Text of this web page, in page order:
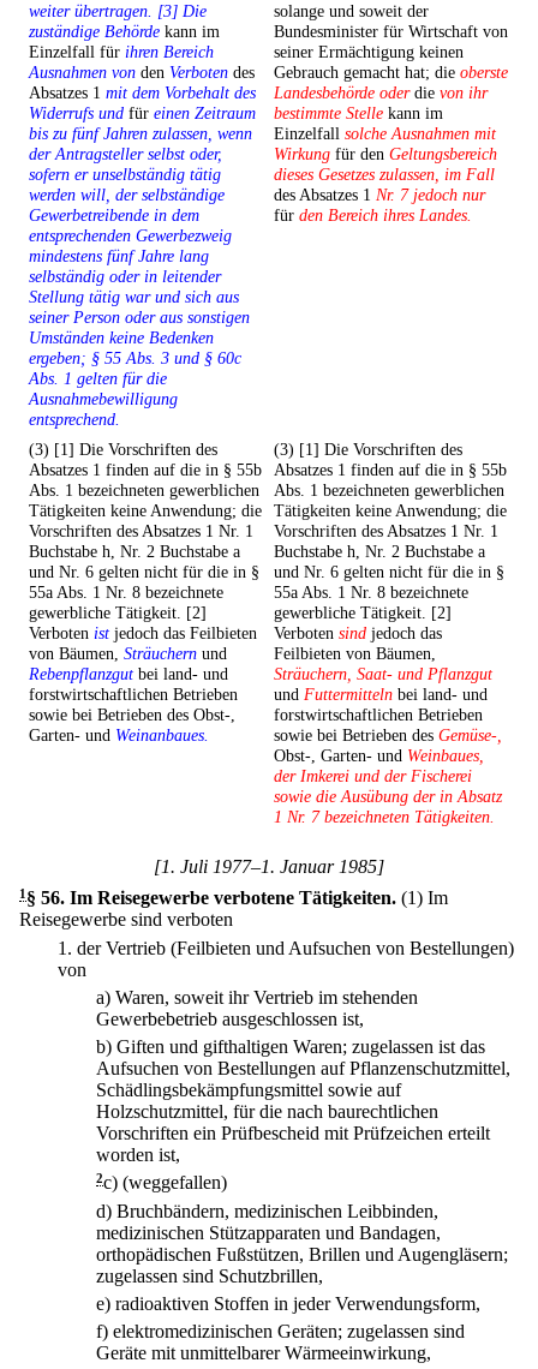
weiter übertragen. [3] Die
zuständige Behörde kann im
Einzelfall für ihren Bereich
Ausnahmen von den Verboten des
Absatzes 1 mit dem Vorbehalt des
Widerrufs und für einen Zeitraum
bis zu fünf Jahren zulassen, wenn
der Antragsteller selbst oder,
sofern er unselbständig tätig
werden will, der selbständige
Gewerbetreibende in dem
entsprechenden Gewerbezweig
mindestens fünf Jahre lang
selbständig oder in leitender
Stellung tätig war und sich aus
seiner Person oder aus sonstigen
Umständen keine Bedenken
ergeben; § 55 Abs. 3 und § 60c
Abs. 1 gelten für die
Ausnahmebewilligung
entsprechend.
solange und soweit der
Bundesminister für Wirtschaft von
seiner Ermächtigung keinen
Gebrauch gemacht hat; die oberste
Landesbehörde oderdie von ihr
bestimmte Stelle kann im
Einzelfall solche Ausnahmen mit
Wirkung für den Geltungsbereich
dieses Gesetzes zulassen, im Fall
des Absatzes 1 Nr. 7 jedoch nur
für den Bereich ihres Landes.
(3) [1] Die Vorschriften des
Absatzes 1 finden auf die in § 55b
Abs. 1 bezeichneten gewerblichen
Tätigkeiten keine Anwendung; die
Vorschriften des Absatzes 1 Nr. 1
Buchstabe h, Nr. 2 Buchstabe a
und Nr. 6 gelten nicht für die in §
55a Abs. 1 Nr. 8 bezeichnete
gewerbliche Tätigkeit. [2]
Verboten ist jedoch das Feilbieten
von Bäumen, Sträuchern und
Rebenpflanzgut bei land- und
forstwirtschaftlichen Betrieben
sowie bei Betrieben des Obst-,
Garten- und Weinanbaues.
(3) [1] Die Vorschriften des
Absatzes 1 finden auf die in § 55b
Abs. 1 bezeichneten gewerblichen
Tätigkeiten keine Anwendung; die
Vorschriften des Absatzes 1 Nr. 1
Buchstabe h, Nr. 2 Buchstabe a
und Nr. 6 gelten nicht für die in §
55a Abs. 1 Nr. 8 bezeichnete
gewerbliche Tätigkeit. [2]
Verboten sind jedoch das
Feilbieten von Bäumen,
Sträuchern, Saat- und Pflanzgut
und Futtermitteln bei land- und
forstwirtschaftlichen Betrieben
sowie bei Betrieben des Gemüse-,
Obst-, Garten- und Weinbaues,
der Imkerei und der Fischerei
sowie die Ausübung der in Absatz
1 Nr. 7 bezeichneten Tätigkeiten.
[1. Juli 1977–1. Januar 1985]
1§ 56. Im Reisegewerbe verbotene Tätigkeiten. (1) Im
Reisegewerbe sind verboten
1. der Vertrieb (Feilbieten und Aufsuchen von Bestellungen)
von
a) Waren, soweit ihr Vertrieb im stehenden
Gewerbebetrieb ausgeschlossen ist,
b) Giften und gifthaltigen Waren; zugelassen ist das
Aufsuchen von Bestellungen auf Pflanzenschutzmittel,
Schädlingsbekämpfungsmittel sowie auf
Holzschutzmittel, für die nach baurechtlichen
Vorschriften ein Prüfbescheid mit Prüfzeichen erteilt
worden ist,
2c) (weggefallen)
d) Bruchbändern, medizinischen Leibbinden,
medizinischen Stützapparaten und Bandagen,
orthopädischen Fußstützen, Brillen und Augengläsern;
zugelassen sind Schutzbrillen,
e) radioaktiven Stoffen in jeder Verwendungsform,
f) elektromedizinischen Geräten; zugelassen sind
Geräte mit unmittelbarer Wärmeeinwirkung,